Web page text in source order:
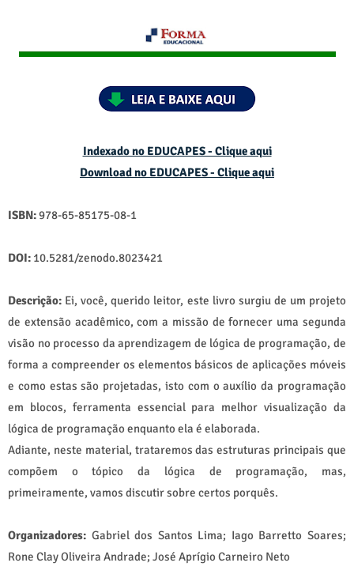
Indexado no EDUCAPES - Clique aqui
Download no EDUCAPES - Clique aqui
ISBN:978-65-85175-08-1
DOI: 10.5281/zenodo.8023421
Descrição: Ei, você, querido leitor, este livro surgiu de um projeto
de extensão acadêmico, com a missão de fornecer uma segunda
visão no processo da aprendizagem de lógica de programação, de
forma a compreender os elementos básicos de aplicações móveis
e como estas são projetadas, isto com o auxílio da programação
em blocos, ferramenta essencial para melhor visualização da
lógica de programação enquanto ela é elaborada.
Adiante, neste material, trataremos das estruturas principais que
compõem o tópico da lógica de programação, mas,
primeiramente, vamos discutir sobre certos porquês.
Organizadores: Gabriel dos Santos Lima; Iago Barretto Soares;
Rone Clay Oliveira Andrade; José Aprígio Carneiro Neto